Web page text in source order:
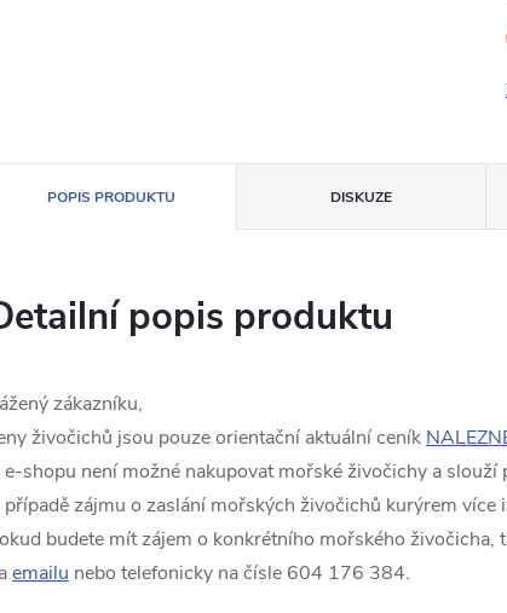
POPIS PRODUKTU DISKUZE
popis produktu
zákazníku,
živočichů jsou pouze orientační aktuální ceník
e-shopu není možné nakupovat mořské živočichy a slouží
případě zájmu o zaslání mořských živočichů kurýrem více
budete mít zájem o konkrétního mořského živočicha,
emailu nebo telefonicky na čísle 604 176 384.